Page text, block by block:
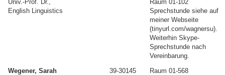
Univ.-Prof. Dr.,
English Linguistics
Raum 01-102
Sprechstunde siehe auf
meiner Webseite
(tinyurl.com/wagnersu).
Weiterhin Skype-
Sprechstunde nach
Vereinbarung.
Wegener, Sarah
39-30145
Raum 01-568